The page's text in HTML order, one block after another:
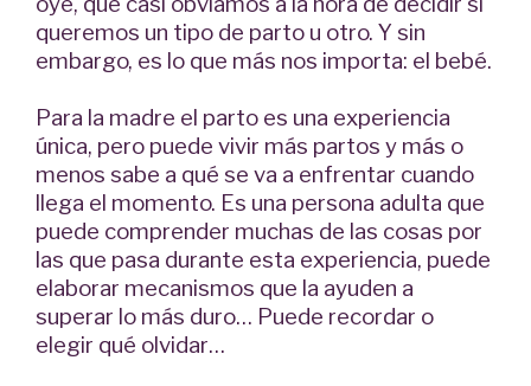
queremos un tipo de parto u otro. Y sin
embargo, es lo que más nos importa: el bebé.
Para la madre el parto es una experiencia
única, pero puede vivir más partos y más o
menos sabe a qué se va a enfrentar cuando
llega el momento. Es una persona adulta que
puede comprender muchas de las cosas por
las que pasa durante esta experiencia, puede
elaborar mecanismos que la ayuden a
superar lo más duro… Puede recordar o
elegir qué olvidar…